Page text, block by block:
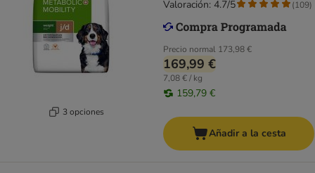
3 opciones
Precio normal 173,98 €
169,99 €
7,08 € / kg
159,79 €
Valoración: 4.7/5 (109)
Añadir a la cesta